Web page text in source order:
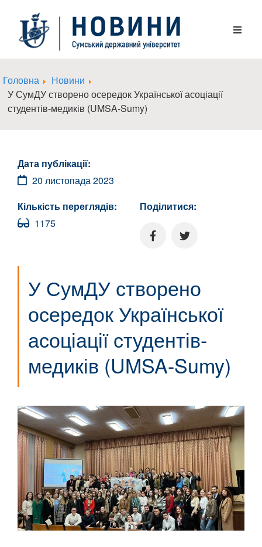
Головна
Новини
У СумДУ створено осередок Української асоціації
студентів-медиків (UMSA-Sumy)
Дата публікації:
20 листопада 2023
Кількість переглядів:
1175
Поділитися:
У СумДУ створено
осередок Української
асоціації студентів-
медиків (UMSA-Sumy)